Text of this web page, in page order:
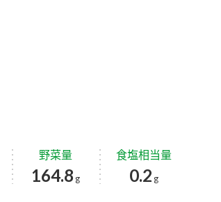
野菜量
164.8 g
食塩相当量
0.2 g